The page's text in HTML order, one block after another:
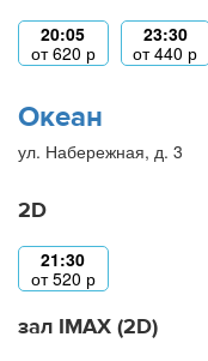
20:05
от620 р
23:30
от440 р
Океан
ул. Набережная, д. 3
2D
21:30
от520 р
зал IMAX (2D)